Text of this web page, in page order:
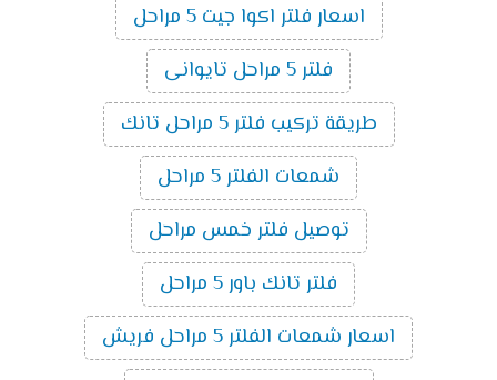
اسعار فلتر اكوا جيت 5 مراحل
فلتر 5 مراحل تايوانى
طريقة تركيب فلتر 5 مراحل تانك
شمعات الفلتر 5 مراحل
توصيل فلتر خمس مراحل
فلتر تانك باور 5 مراحل
اسعار شمعات الفلتر 5 مراحل فريش